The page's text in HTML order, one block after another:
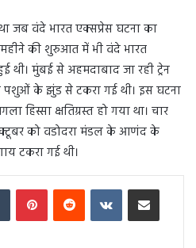
जब वंदे भारत एक्सप्रेस घटना का
की शुरुआत में भी वंदे भारत
थी। मुंबई से अहमदाबाद जा रही ट्रेन
के झुंड से टकरा गई थी। इस घटना
हिस्सा क्षतिग्रस्त हो गया था। चार
को वडोदरा मंडल के आणंद के
टकरा गई थी।
Tumblr PinterestReddit VKontakteShare via Email